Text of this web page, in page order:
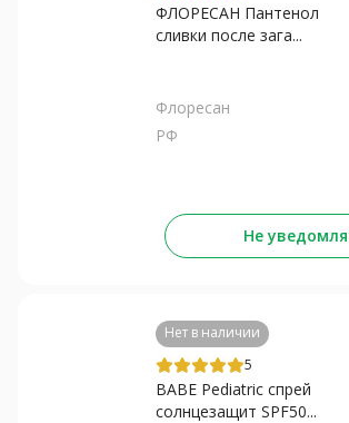
ФЛОРЕСАН Пантенол
сливки после зага...
Флоресан
РФ
Не
Нет в наличии
5
BABE Pediatric спрей
солнцезащит SPF50...